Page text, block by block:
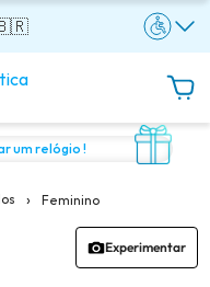
a partir: R$199
um relógio !
› Feminino
Experimentar